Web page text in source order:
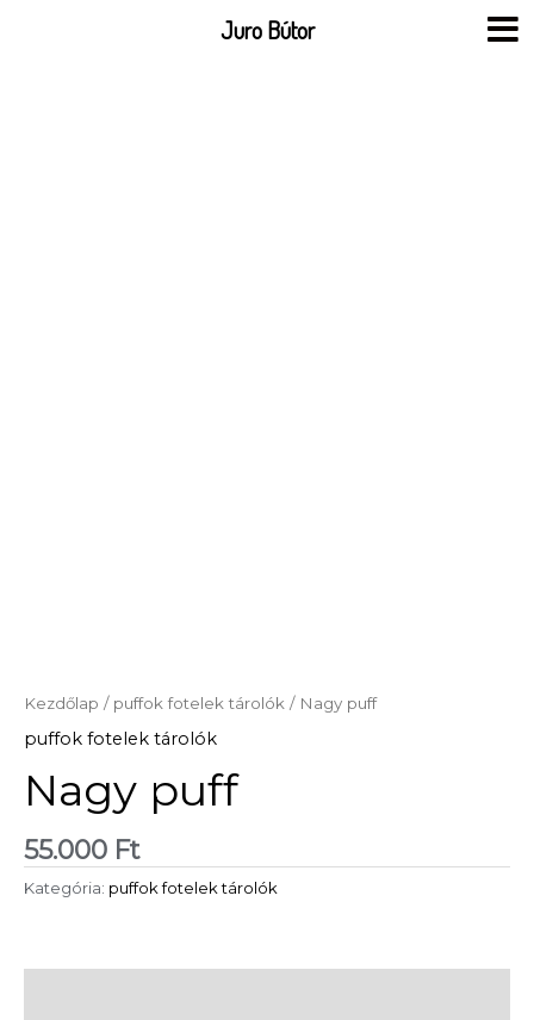
Kezdőlap / puffok fotelek tárolók / Nagy puff
puffok fotelek tárolók
Nagy puff
55.000 Ft
Kategória: puffok fotelek tárolók
Juro Bútor